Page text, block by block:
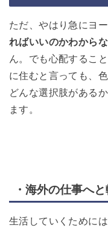
ただ、やはり急にヨ
ればいいのかわからな
ん。でも心配するこ
に住むと言っても、
どんな選択肢がある
ます。
・海外の仕事へ
生活していくために